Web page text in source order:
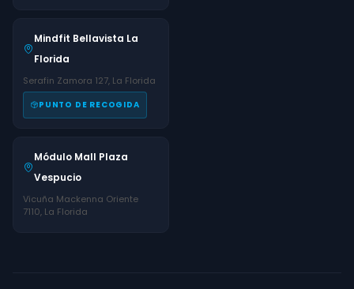
Mindfit Bellavista La
Florida
Serafin Zamora 127, La Florida
PUNTO DE RECOGIDA
Módulo Mall Plaza
Vespucio
Vicuña Mackenna Oriente
7110, La Florida